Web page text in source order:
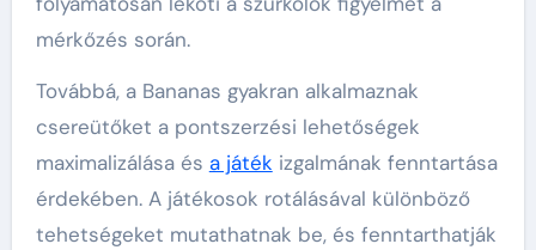
mérkőzés során.
Továbbá, a Bananas gyakran alkalmaznak
csereütőket a pontszerzési lehetőségek
maximalizálása és a játék izgalmának fenntartása
érdekében. A játékosok rotálásával különböző
tehetségeket mutathatnak be, és fenntarthatják